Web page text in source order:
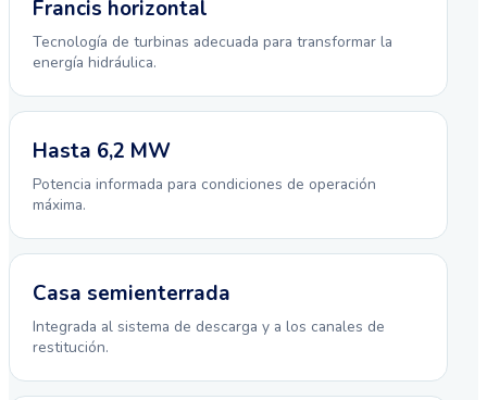
Francis horizontal
Tecnología de turbinas adecuada para transformar la
energía hidráulica.
Hasta 6,2 MW
Potencia informada para condiciones de operación
máxima.
Casa semienterrada
Integrada al sistema de descarga y a los canales de
restitución.